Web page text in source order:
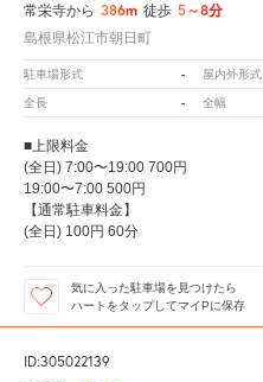
常栄寺から 386m 徒歩 5～8分
島根県松江市朝日町
駐車場形式 - 屋内外形式
全長 - 全幅
■上限料金
(全日) 7:00〜19:00 700円
19:00〜7:00 500円
【通常駐車料金】
(全日) 100円 60分
気に入った駐車場を見つけたら
ハートをタップしてマイPに保存
ID:305022139